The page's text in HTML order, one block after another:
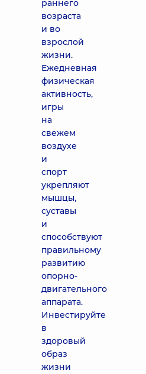
раннего
возраста
и во
взрослой
жизни.
Ежедневная
физическая
активность,
игры
на
свежем
воздухе
и
спорт
укрепляют
мышцы,
суставы
и
способствуют
правильному
развитию
опорно-
двигательного
аппарата.
Инвестируйте
в
здоровый
образ
жизни